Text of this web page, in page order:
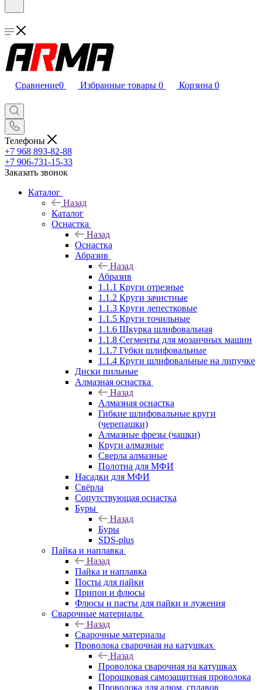
Сравнение0 Избранные товары 0 Корзина 0
Телефоны
+7 968 893-82-88
+7 906-731-15-33
Заказать звонок
Каталог
Назад
Каталог
Оснастка
Назад
Оснастка
Абразив
Назад
Абразив
1.1.1 Круги отрезные
1.1.2 Круги зачистные
1.1.3 Круги лепестковые
1.1.5 Круги точильные
1.1.6 Шкурка шлифовальная
1.1.8 Сегменты для мозаичных машин
1.1.7 Губки шлифовальные
1.1.4 Круги шлифовальные на липучке
Диски пильные
Алмазная оснастка
Назад
Алмазная оснастка
Гибкие шлифовальные круги
(черепашки)
Алмазные фрезы (чашки)
Круги алмазные
Сверла алмазные
Полотна для МФИ
Насадки для МФИ
Свёрла
Сопутствующая оснастка
Буры
Назад
Буры
SDS-plus
Пайка и наплавка
Назад
Пайка и наплавка
Посты для пайки
Припои и флюсы
Флюсы и пасты для пайки и лужения
Сварочные материалы
Назад
Сварочные материалы
Проволока сварочная на катушках
Назад
Проволока сварочная на катушках
Порошковая самозащитная проволока
Проволока для алюм. сплавов